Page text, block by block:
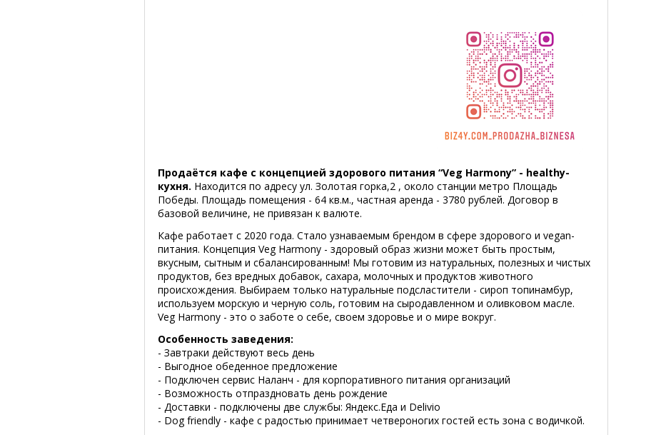
Продаётся кафе с концепцией здорового питания “Veg Harmony” - healthy-
кухня. Находится по адресу ул. Золотая горка,2 , около станции метро Площадь
Победы. Площадь помещения - 64 кв.м., частная аренда - 3780 рублей. Договор в
базовой величине, не привязан к валюте.
Кафе работает с 2020 года. Стало узнаваемым брендом в сфере здорового и vegan-
питания. Концепция Veg Harmony - здоровый образ жизни может быть простым,
вкусным, сытным и сбалансированным! Мы готовим из натуральных, полезных и чистых
продуктов, без вредных добавок, сахара, молочных и продуктов животного
происхождения. Выбираем только натуральные подсластители - сироп топинамбур,
используем морскую и черную соль, готовим на сыродавленном и оливковом масле.
Veg Harmony - это о заботе о себе, своем здоровье и о мире вокруг.
Особенность заведения:
- Завтраки действуют весь день
- Выгодное обеденное предложение
- Подключен сервис Наланч - для корпоративного питания организаций
- Возможность отпраздновать день рождение
- Доставки - подключены две службы: Яндекс.Еда и Delivio
- Dog friendly - кафе с радостью принимает четвероногих гостей есть зона с водичкой.